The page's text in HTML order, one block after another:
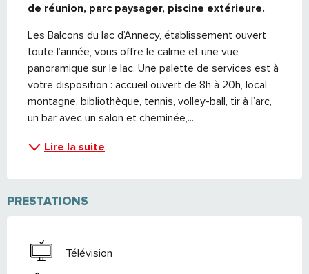
de réunion, parc paysager, piscine extérieure.
Les Balcons du lac d’Annecy, établissement ouvert
toute l’année, vous offre le calme et une vue
panoramique sur le lac. Une palette de services est à
votre disposition : accueil ouvert de 8h à 20h, local
montagne, bibliothèque, tennis, volley-ball, tir à l’arc,
un bar avec un salon et cheminée,...
Lire la suite
PRESTATIONS
Télévision